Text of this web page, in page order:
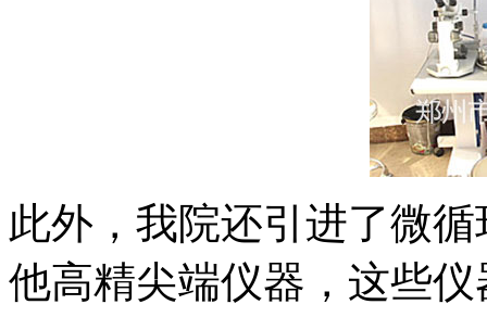
此外，我院还引进了微
他高精尖端仪器，这些